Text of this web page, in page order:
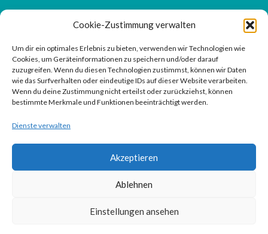
Cookie-Zustimmung verwalten
Um dir ein optimales Erlebnis zu bieten, verwenden wir Technologien wie
Cookies, um Geräteinformationen zu speichern und/oder darauf
zuzugreifen. Wenn du diesen Technologien zustimmst, können wir Daten
wie das Surfverhalten oder eindeutige IDs auf dieser Website verarbeiten.
Wenn du deine Zustimmung nicht erteilst oder zurückziehst, können
bestimmte Merkmale und Funktionen beeinträchtigt werden.
Dienste verwalten
Akzeptieren
Ablehnen
Einstellungen ansehen